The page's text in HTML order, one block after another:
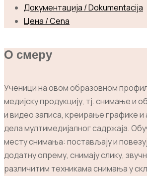
Документација / Dokumentacija
Цена / Cena
О смеру
Ученици на овом образовном
медијску продукцију, тј. снимање и
и видео записа, креирање графике и
дела мултимедијалног садржаја.
месту снимања: постављају и
додатну опрему, снимају слику,
различитим техникама снимања у